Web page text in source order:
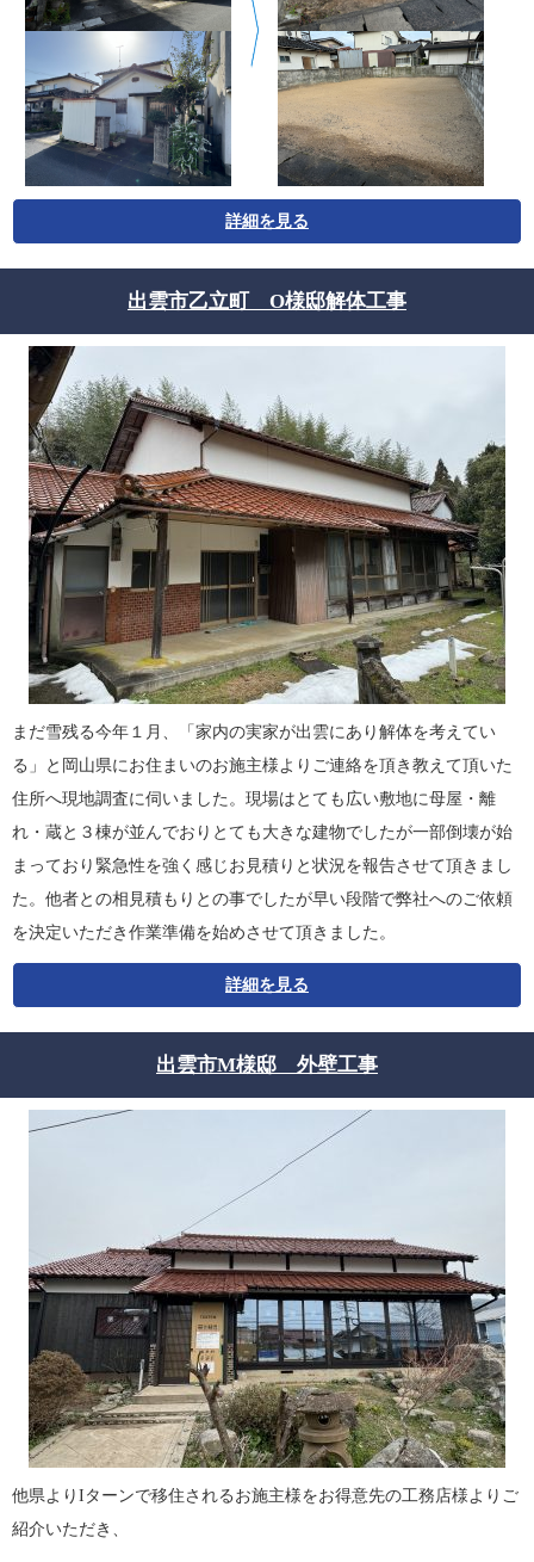
詳細を見る
出雲市乙立町 O様邸解体工事
まだ雪残る今年１月、「家内の実家が出雲にあり解体を考えてい
る」と岡山県にお住まいのお施主様よりご連絡を頂き教えて頂いた
住所へ現地調査に伺いました。現場はとても広い敷地に母屋・離
れ・蔵と３棟が並んでおりとても大きな建物でしたが一部倒壊が始
まっており緊急性を強く感じお見積りと状況を報告させて頂きまし
た。他者との相見積もりとの事でしたが早い段階で弊社へのご依頼
を決定いただき作業準備を始めさせて頂きました。
詳細を見る
出雲市M様邸 外壁工事
他県よりIターンで移住されるお施主様をお得意先の工務店様よりご
紹介いただき、